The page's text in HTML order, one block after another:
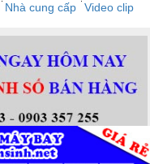
Nhà cung cấp Video clip